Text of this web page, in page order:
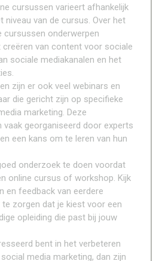
cursussen varieert afhankelijk
niveau van de cursus. Over het
cursussen onderwerpen
creëren van content voor sociale
sociale mediakanalen en het
zijn er ook veel webinars en
die gericht zijn op specifieke
marketing. Deze
vaak georganiseerd door experts
een kans om te leren van hun
onderzoek te doen voordat
online cursus of workshop. Kijk
en feedback van eerdere
zorgen dat je kiest voor een
opleiding die past bij jouw
bent in het verbeteren
media marketing, dan zijn